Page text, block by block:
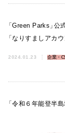
「Green Parks 」公
「なりすましアカウ
2024.01.23 企業・
「令和６年能登半島